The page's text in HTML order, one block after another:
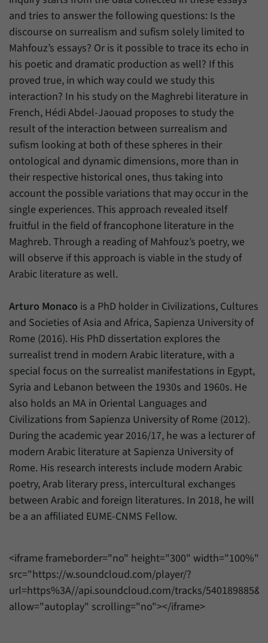
and tries to answer the following questions: Is the
discourse on surrealism and sufism solely limited to
Mahfouz’s essays? Or is it possible to trace its echo in
his poetic and dramatic production as well? If this
proved true, in which way could we study this
interaction? In his study on the Maghrebi literature in
French, Hédi Abdel-Jaouad proposes to study the
result of the interaction between surrealism and
sufism looking at both of these spheres in their
ontological and dynamic dimensions, more than in
their respective historical ones, thus taking into
account the possible variations that may occur in the
single experiences. This approach revealed itself
fruitful in the field of francophone literature in the
Maghreb. Through a reading of Mahfouz’s poetry, we
will observe if this approach is viable in the study of
Arabic literature as well.
Arturo Monaco is a PhD holder in Civilizations, Cultures
and Societies of Asia and Africa, Sapienza University of
Rome (2016). His PhD dissertation explores the
surrealist trend in modern Arabic literature, with a
special focus on the surrealist manifestations in Egypt,
Syria and Lebanon between the 1930s and 1960s. He
also holds an MA in Oriental Languages and
Civilizations from Sapienza University of Rome (2012).
During the academic year 2016/17, he was a lecturer of
modern Arabic literature at Sapienza University of
Rome. His research interests include modern Arabic
poetry, Arab literary press, intercultural exchanges
between Arabic and foreign literatures. In 2018, he will
be a an affiliated EUME-CNMS Fellow.
<iframe frameborder="no" height="300" width="100%"
src="https://w.soundcloud.com/player/?
url=https%3A//api.soundcloud.com/tracks/
allow="autoplay" scrolling="no"></iframe>